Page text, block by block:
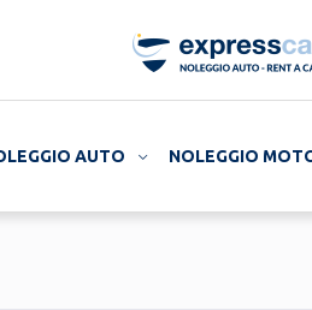
AUTO NOLEGGIO